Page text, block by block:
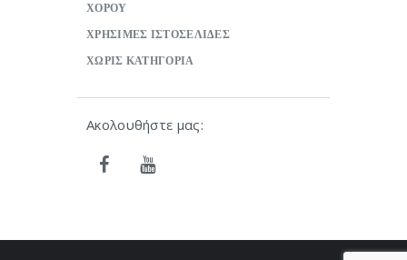
ΧΟΡΟΥ
ΧΡΗΣΙΜΕΣ ΙΣΤΟΣΕΛΙΔΕΣ
ΧΩΡΙΣ ΚΑΤΗΓΟΡΙΑ
Ακολουθήστε μας: